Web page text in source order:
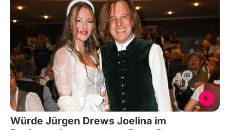
Würde Jürgen Drews Joelina im